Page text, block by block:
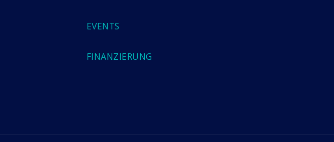
EVENTS
FINANZIERUNG